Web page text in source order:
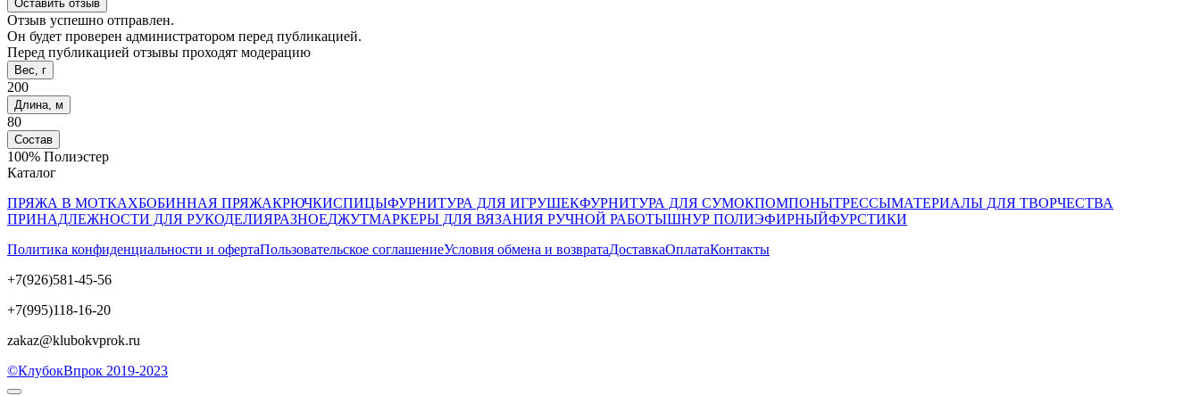
Оставить отзыв
Отзыв успешно отправлен.
Он будет проверен администратором перед публикацией.
Перед публикацией отзывы проходят модерацию
Вес, г
200
Длина, м
80
Состав
100% Полиэстер
Каталог
ПРЯЖА В МОТКАХБОБИННАЯ ПРЯЖАКРЮЧКИСПИЦЫФУРНИТУРА ДЛЯ ИГРУШЕКФУРНИТУРА ДЛЯ СУМОКПОМПОНЫТРЕССЫМАТЕРИАЛЫ ДЛЯ ТВОРЧЕСТВА
ПРИНАДЛЕЖНОСТИ ДЛЯ РУКОДЕЛИЯРАЗНОЕДЖУТМАРКЕРЫ ДЛЯ ВЯЗАНИЯ РУЧНОЙ РАБОТЫШНУР ПОЛИЭФИРНЫЙФУРСТИКИ
Политика конфиденциальности и офертаПользовательское соглашениеУсловия обмена и возвратаДоставкаОплатаКонтакты
+7(926)581-45-56
+7(995)118-16-20
zakaz@klubokvprok.ru
©КлубокВпрок 2019-2023